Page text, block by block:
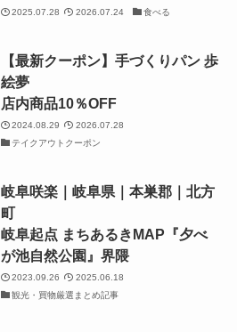
2025.07.28 2026.07.24 食べる
【最新クーポン】手づくりパン 歩
絵夢
店内商品10％OFF
2024.08.29
2026.07.28
テイクアウトクーポン
岐阜咲楽｜岐阜県｜本巣郡｜北方
町
岐阜起点 まちあるきMAP『夕べ
が池自然公園』界隈
2023.09.26
2025.06.18
観光・買物厳選まとめ記事